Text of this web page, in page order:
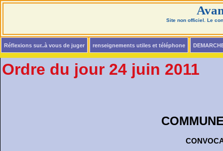
Site non officiel. Le
Réflexions sur..à vous de juger renseignements utiles et téléphone
Ordre du jour 24 juin 2011